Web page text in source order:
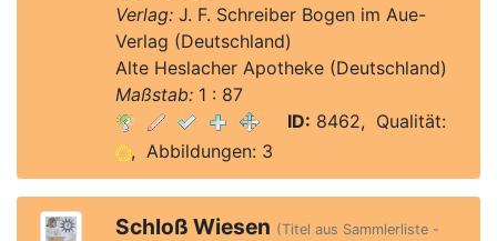
Verlag:J. F. Schreiber Bogen im Aue-
Verlag (Deutschland)
Alte Heslacher Apotheke (Deutschland)
Maßstab:1 : 87
ID: 8462, Qualität:
, Abbildungen: 3
Schloß Wiesen (Titel aus Sammlerliste -